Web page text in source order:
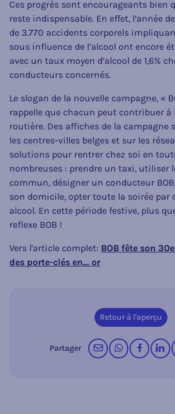
Ces progrès sont encourageants bien
reste indispensable. En effet, l’année
de 3.770 accidents corporels
sous influence de l’alcool ont encore
avec un taux moyen d’alcool de 1,6%
conducteurs concernés.
Le slogan de la nouvelle campagne, «
rappelle que chacun peut contribuer à
routière. Des affiches de la campagne
les centres-villes belges et sur les
solutions pour rentrer chez soi en
nombreuses : prendre un taxi, utiliser
commun, désigner un conducteur
son domicile, opter toute la soirée par
alcool. En cette période festive, plus
reflexe BOB !
Vers l'article complet: BOB fête son
des porte-clés en… or
Retour à l'aperçu
Partager par courrier
sur sur